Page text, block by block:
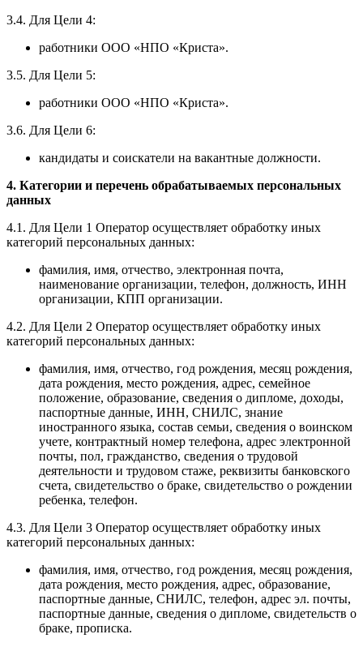
3.4. Для Цели 4:
работники ООО «НПО «Криста».
3.5. Для Цели 5:
работники ООО «НПО «Криста».
3.6. Для Цели 6:
кандидаты и соискатели на вакантные должности.
4. Категории и перечень обрабатываемых персональных
данных
4.1. Для Цели 1 Оператор осуществляет обработку иных
категорий персональных данных:
фамилия, имя, отчество, электронная почта,
наименование организации, телефон, должность, ИНН
организации, КПП организации.
4.2. Для Цели 2 Оператор осуществляет обработку иных
категорий персональных данных:
фамилия, имя, отчество, год рождения, месяц рождения,
дата рождения, место рождения, адрес, семейное
положение, образование, сведения о дипломе, доходы,
паспортные данные, ИНН, СНИЛС, знание
иностранного языка, состав семьи, сведения о воинском
учете, контрактный номер телефона, адрес электронной
почты, пол, гражданство, сведения о трудовой
деятельности и трудовом стаже, реквизиты банковского
счета, свидетельство о браке, свидетельство о рождении
ребенка, телефон.
4.3. Для Цели 3 Оператор осуществляет обработку иных
категорий персональных данных:
фамилия, имя, отчество, год рождения, месяц рождения,
дата рождения, место рождения, адрес, образование,
паспортные данные, СНИЛС, телефон, адрес эл. почты,
паспортные данные, сведения о дипломе, свидетельств о
браке, прописка.